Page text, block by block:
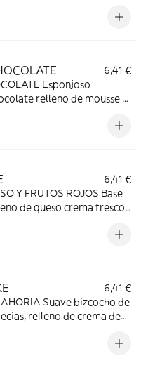
6,41 €
Esponjoso
relleno de mousse y
6,41 €
Y FRUTOS ROJOS Base
de queso crema fresco
6,41 €
Suave bizcocho de
relleno de crema de